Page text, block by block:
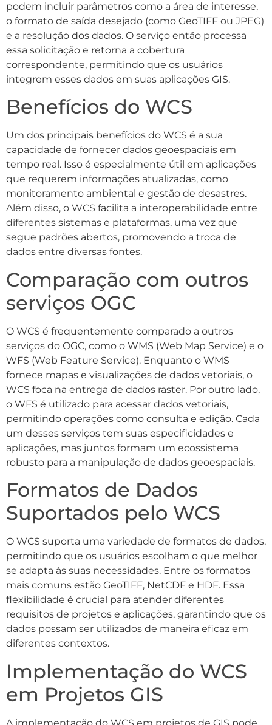
podem incluir parâmetros como a área de interesse,
o formato de saída desejado (como GeoTIFF ou JPEG)
e a resolução dos dados. O serviço então processa
essa solicitação e retorna a cobertura
correspondente, permitindo que os usuários
integrem esses dados em suas aplicações GIS.
Benefícios do WCS
Um dos principais benefícios do WCS é a sua
capacidade de fornecer dados geoespaciais em
tempo real. Isso é especialmente útil em aplicações
que requerem informações atualizadas, como
monitoramento ambiental e gestão de desastres.
Além disso, o WCS facilita a interoperabilidade entre
diferentes sistemas e plataformas, uma vez que
segue padrões abertos, promovendo a troca de
dados entre diversas fontes.
Comparação com outros
serviços OGC
O WCS é frequentemente comparado a outros
serviços do OGC, como o WMS (Web Map Service) e o
WFS (Web Feature Service). Enquanto o WMS
fornece mapas e visualizações de dados vetoriais, o
WCS foca na entrega de dados raster. Por outro lado,
o WFS é utilizado para acessar dados vetoriais,
permitindo operações como consulta e edição. Cada
um desses serviços tem suas especificidades e
aplicações, mas juntos formam um ecossistema
robusto para a manipulação de dados geoespaciais.
Formatos de Dados
Suportados pelo WCS
O WCS suporta uma variedade de formatos de dados,
permitindo que os usuários escolham o que melhor
se adapta às suas necessidades. Entre os formatos
mais comuns estão GeoTIFF, NetCDF e HDF. Essa
flexibilidade é crucial para atender diferentes
requisitos de projetos e aplicações, garantindo que os
dados possam ser utilizados de maneira eficaz em
diferentes contextos.
Implementação do WCS
em Projetos GIS
A implementação do WCS em projetos de GIS pode